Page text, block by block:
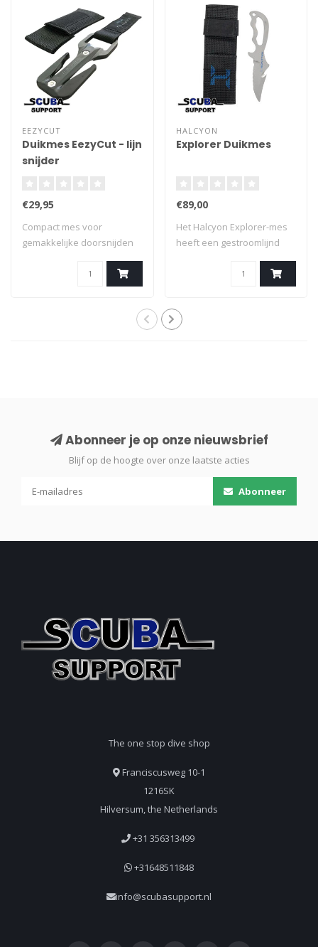
EEZYCUT
Duikmes EezyCut - lijn
snijder
€29,95
Compact mes voor
gemakkelijke doorsnijden
HALCYON
Explorer Duikmes
€89,00
Het Halcyon Explorer-mes
heeft een gestroomlijnd
Abonneer je op onze nieuwsbrief
Blijf op de hoogte over onze laatste acties
Abonneer
The one stop dive shop
Franciscusweg 10-1
1216SK
Hilversum, the Netherlands
+31 356313499
+31648511848
info@scubasupport.nl